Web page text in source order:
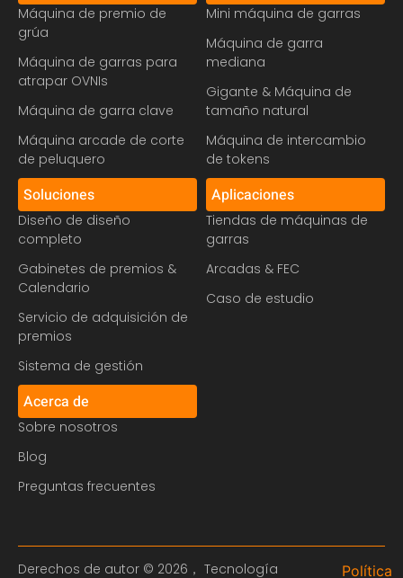
Máquina de premio de
grúa
Máquina de garras para
atrapar OVNIs
Máquina de garra clave
Máquina arcade de corte
de peluquero
Mini máquina de garras
Máquina de garra
mediana
Gigante & Máquina de
tamaño natural
Máquina de intercambio
de tokens
Soluciones
Diseño de diseño
completo
Gabinetes de premios &
Calendario
Servicio de adquisición de
premios
Sistema de gestión
Aplicaciones
Tiendas de máquinas de
garras
Arcadas & FEC
Caso de estudio
Acerca de
Sobre nosotros
Blog
Preguntas frecuentes
Derechos de autor © 2026， Tecnología Política